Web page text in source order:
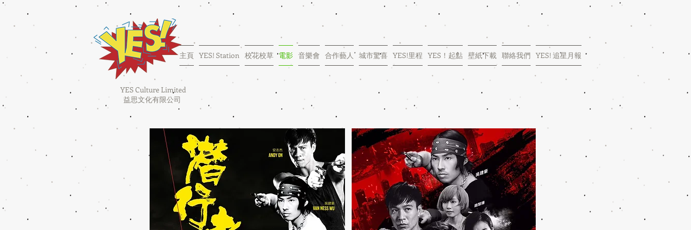
YES Culture Limited
益思文化有限公司
主頁 YES! Station 校花校草 電影 音樂會 合作藝人 城市驚喜 YES!里程 YES！起點 壁紙下載 聯絡我們 YES! 追星月報